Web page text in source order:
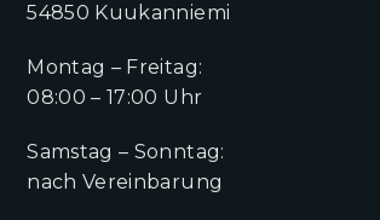
54850 Kuukanniemi
Montag – Freitag:
08:00 – 17:00 Uhr
Samstag – Sonntag:
nach Vereinbarung